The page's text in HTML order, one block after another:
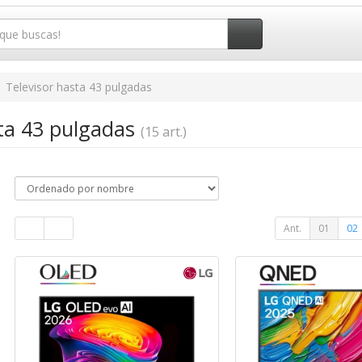
Televisor hasta 43 pulgadas
43 pulgadas (15 art.)
Ant. 01 02